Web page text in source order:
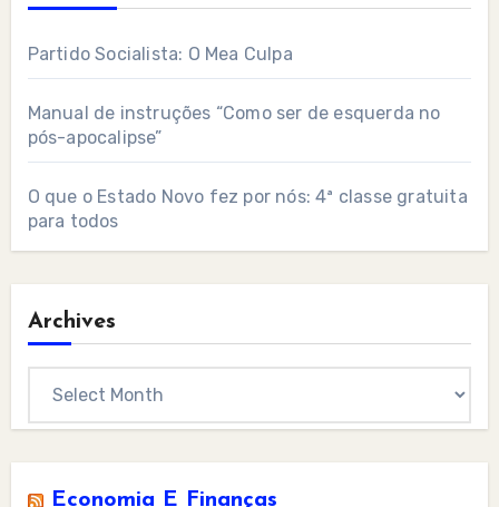
Partido Socialista: O Mea Culpa
Manual de instruções “Como ser de esquerda no
pós-apocalipse”
O que o Estado Novo fez por nós: 4ª classe gratuita
para todos
Archives
Economia E Finanças